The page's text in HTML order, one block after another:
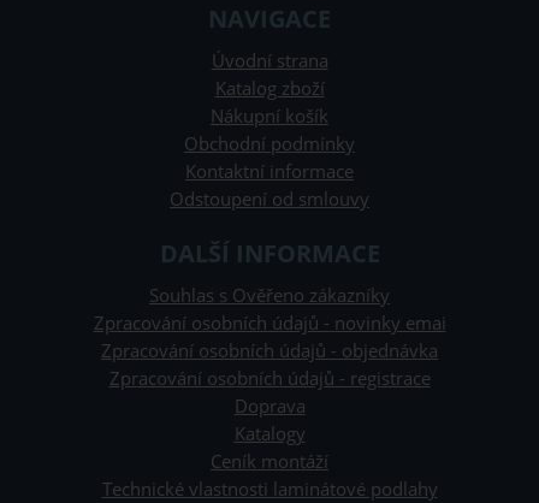
NAVIGACE
Úvodní strana
Katalog zboží
Nákupní košík
Obchodní podmínky
Kontaktní informace
Odstoupení od smlouvy
DALŠÍ INFORMACE
Souhlas s Ověřeno zákazníky
Zpracování osobních údajů - novinky emai
Zpracování osobních údajů - objednávka
Zpracování osobních údajů - registrace
Doprava
Katalogy
Ceník montáží
Technické vlastnosti laminátové podlahy